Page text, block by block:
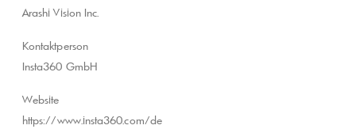
Arashi Vision Inc.
Kontaktperson
Insta360 GmbH
Website
https://www.insta360.com/de